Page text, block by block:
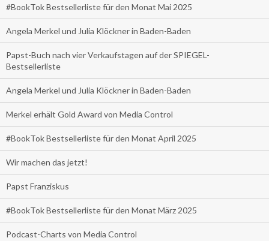
#BookTok Bestsellerliste für den Monat Mai 2025
Angela Merkel und Julia Klöckner in Baden-Baden
Papst-Buch nach vier Verkaufstagen auf der SPIEGEL-
Bestsellerliste
Angela Merkel und Julia Klöckner in Baden-Baden
Merkel erhält Gold Award von Media Control
#BookTok Bestsellerliste für den Monat April 2025
Wir machen das jetzt!
Papst Franziskus
#BookTok Bestsellerliste für den Monat März 2025
Podcast-Charts von Media Control